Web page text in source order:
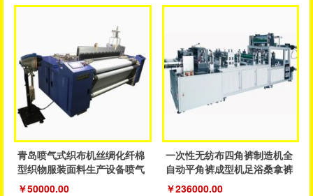
青岛喷气式织布机丝绸化纤棉
型织物服装面料生产设备喷气
织机
￥50000.00
一次性无纺布四角裤制造机全
自动平角裤成型机足浴桑拿裤
制造机器
￥236000.00